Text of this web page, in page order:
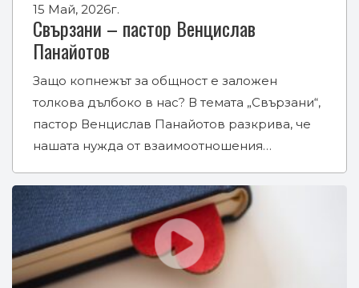
15 Май, 2026г.
Свързани – пастор Венцислав
Панайотов
Защо копнежът за общност е заложен
толкова дълбоко в нас? В темата „Свързани“,
пастор Венцислав Панайотов разкрива, че
нашата нужда от взаимоотношения…